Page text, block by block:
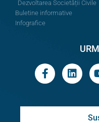
Dezvoltarea Societății Civile
Buletine informative
Infografice